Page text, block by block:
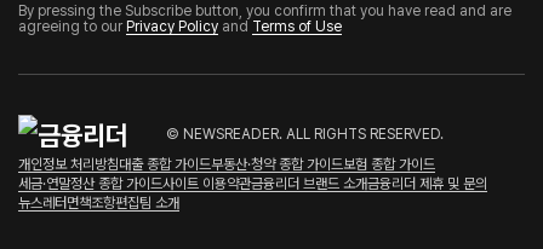
By pressing the Subscribe button, you confirm that you have read and are
agreeing to our Privacy Policy and Terms of Use
© NEWSREADER. ALL RIGHTS RESERVED.
개인정보 처리방침대출 종합 가이드부동산·청약 종합 가이드보험 종합 가이드
세금·연말정산 종합 가이드사이트 이용약관금융리더 브랜드 소개금융리더 제휴 및 문의
뉴스레터 면책조항편집팀 소개